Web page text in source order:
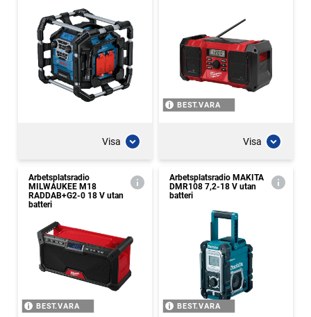
Visa
BEST.VARA
Visa
Arbetsplatsradio
MILWAUKEE M18
RADDAB+G2-0 18 V utan
batteri
BEST.VARA
Arbetsplatsradio MAKITA
DMR108 7,2-18 V utan
batteri
BEST.VARA